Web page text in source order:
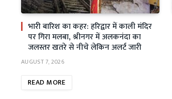
भारी बारिश का कहर: हरिद्वार में काली मंदिर
पर गिरा मलबा, श्रीनगर में अलकनंदा का
जलस्तर खतरे से नीचे लेकिन अलर्ट जारी
AUGUST 7, 2026
READ MORE